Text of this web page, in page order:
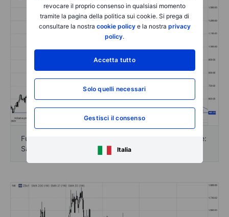
revocare il proprio consenso in qualsiasi momento
tramite la pagina della politica sui cookie. Si prega di
consultare la nostra cookie policye la nostra privacy
policy.
Accetta tutto
Solo quelli necessari
Gestisci il consenso
Italia
Futures sul Grano CBOT, scadenza primo mese - Fonte:
Saxo